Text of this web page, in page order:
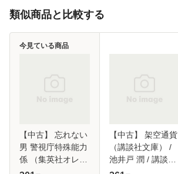
類似商品と比較する
【中古】 忘れない
男 警視庁特殊能力
係 （集英社オレン
ジ文庫） / 愁堂 れ
今見ている商品
【中古】 架空通貨
（講談社文庫） /
池井戸 潤 / 講談社
[文庫]【メール便送